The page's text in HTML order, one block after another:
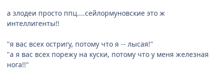
а злодеи просто ппц....сейлормуновские это ж
интеллигенты!!
"я вас всех остригу, потому что я -- лысая!"
"а я вас всех порежу на куски, потому что у меня железная
нога!!"